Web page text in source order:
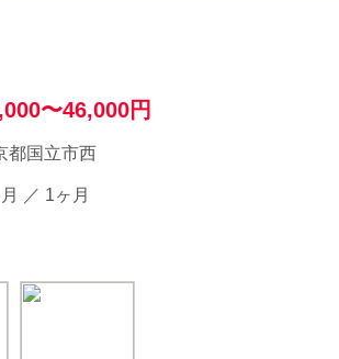
〜46,000円
都国立市西
／ 1ヶ月